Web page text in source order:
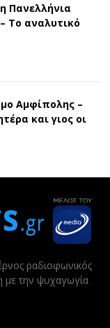
Πανελλήνια
Το αναλυτικό
Αμφίπολης –
και γιος οι
ραδιοφωνικός
με την ψυχαγωγία